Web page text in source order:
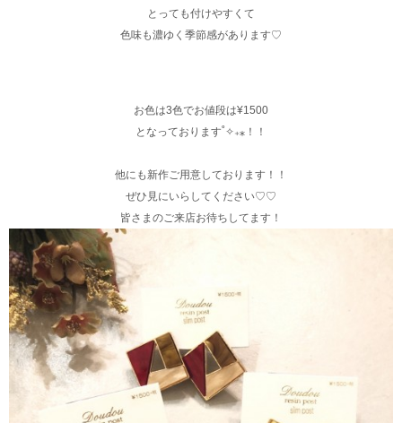
とっても付けやすくて
色味も濃ゆく季節感があります♡
お色は3色でお値段は¥1500
となっております˚✧₊⁎！！
他にも新作ご用意しております！！
ぜひ見にいらしてください♡♡
皆さまのご来店お待ちしてます！